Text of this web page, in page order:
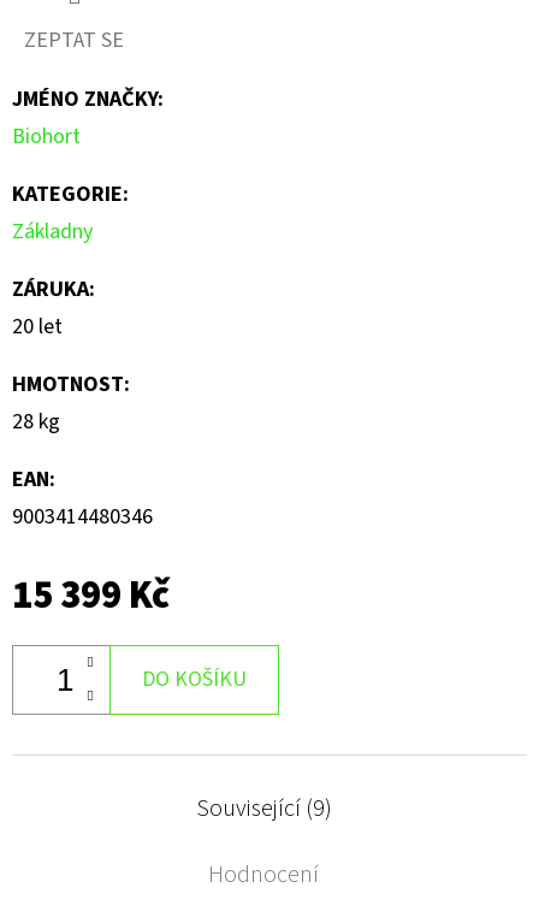
0,0
z
5
hvězdiček.
ZEPTAT SE
JMÉNO ZNAČKY:
Biohort
KATEGORIE:
Základny
ZÁRUKA:
20 let
HMOTNOST:
28 kg
EAN:
9003414480346
15 399 Kč
DO KOŠÍKU
Související (9)
Hodnocení